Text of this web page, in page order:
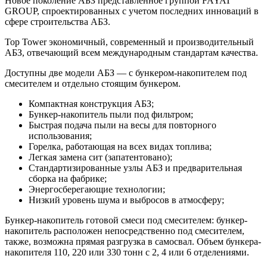
GROUP, спроектированных с учетом последних инноваций в
сфере строительства АБЗ.
Top Tower экономичный, современный и производительный
АБЗ, отвечающий всем международным стандартам качества.
Доступны две модели АБЗ — с бункером-накопителем под
смесителем и отдельно стоящим бункером.
Компактная конструкция АБЗ;
Бункер-накопитель пыли под фильтром;
Быстрая подача пыли на весы для повторного
использования;
Горелка, работающая на всех видах топлива;
Легкая замена сит (запатентовано);
Стандартизированные узлы АБЗ и предварительная
сборка на фабрике;
Энергосберегающие технологии;
Низкий уровень шума и выбросов в атмосферу;
Бункер-накопитель готовой смеси под смесителем: бункер-
накопитель расположен непосредственно под смесителем,
также, возможна прямая разгрузка в самосвал. Объем бункера-
накопителя 110, 220 или 330 тонн с 2, 4 или 6 отделениями.